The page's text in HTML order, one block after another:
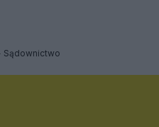
Sądownictwo